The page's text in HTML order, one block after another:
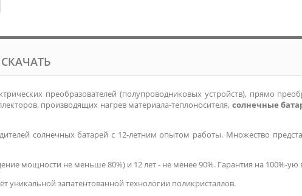
СКАЧАТЬ
преобразователей (полупроводниковых устройств), прямо
производящих нагрев материала-теплоносителя, солнечные
солнечных батарей с 12-летним опытом работы. Множество
мощности не меньше 80%) и 12 лет - не менее 90%. Гарантия на 100%-ую
запатентованной технологии поликристаллов.